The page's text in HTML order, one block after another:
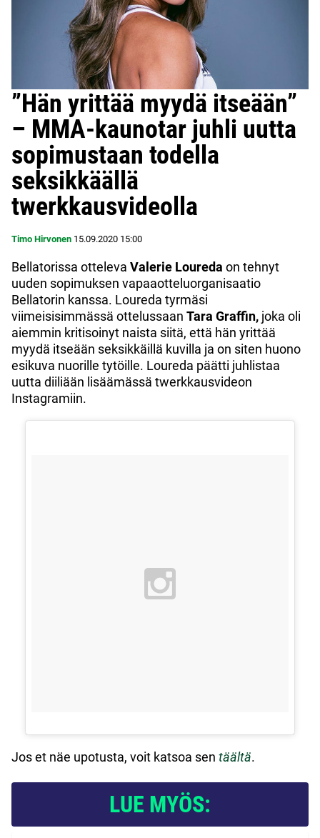
”Hän yrittää myydä itseään”
– MMA-kaunotar juhli uutta
sopimustaan todella
seksikkäällä
twerkkausvideolla
Timo Hirvonen 15.09.2020 15:00
Bellatorissa otteleva Valerie Loureda on tehnyt
uuden sopimuksen vapaaotteluorganisaatio
Bellatorin kanssa. Loureda tyrmäsi
viimeisisimmässä ottelussaan Tara Graffin, joka oli
aiemmin kritisoinyt naista siitä, että hän yrittää
myydä itseään seksikkäillä kuvilla ja on siten huono
esikuva nuorille tytöille. Loureda päätti juhlistaa
uutta diiliään lisäämässä twerkkausvideon
Instagramiin.
Jos et näe upotusta, voit katsoa sen täältä.
LUE MYÖS: